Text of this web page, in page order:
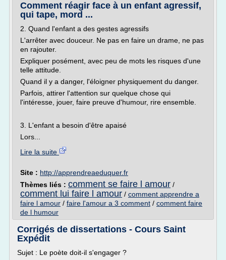
Comment réagir face à un enfant agressif,
qui tape, mord ...
2. Quand l'enfant a des gestes agressifs
L'arrêter avec douceur. Ne pas en faire un drame, ne pas
en rajouter.
Expliquer posément, avec peu de mots les risques d'une
telle attitude.
Quand il y a danger, l'éloigner physiquement du danger.
Parfois, attirer l'attention sur quelque chose qui
l'intéresse, jouer, faire preuve d'humour, rire ensemble.
3. L'enfant a besoin d'être apaisé
Lors...
Lire la suite
Site : http://apprendreaeduquer.fr
Thèmes liés : comment se faire l amour /
comment lui faire l amour / comment apprendre a
faire l amour / faire l'amour a 3 comment / comment faire
de l humour
Corrigés de dissertations - Cours Saint
Expédit
Sujet : Le poète doit-il s'engager ?